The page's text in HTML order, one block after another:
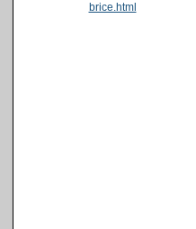
brice.html